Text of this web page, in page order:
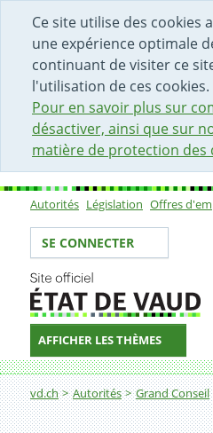
Ce site utilise des cookies
une expérience optimale
continuant de visiter ce
l'utilisation de ces cookies.
Pour en savoir plus sur
désactiver, ainsi que sur
matière de protection des
DÉBUT DU CONTENU DE
ACCÈS AU CHAMP DE
PAGE D'ACCUEIL
FORMULAIRE DE CONTACT
Sous-navigation
Autorités Législation Offres
Votre identité
SE CONNECTER
AFFICHER LES THÈMES
Fil d'Ariane
vd.ch Autorités Grand Conseil